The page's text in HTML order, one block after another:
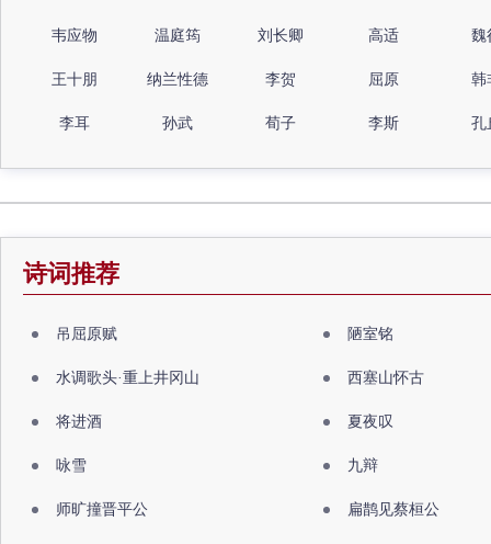
韦应物 温庭筠 刘长卿 高适 魏
王十朋 纳兰性德 李贺 屈原 韩
李耳 孙武 荀子 李斯 孔
诗词推荐
吊屈原赋 陋室铭
水调歌头·重上井冈山 西塞山怀古
将进酒 夏夜叹
咏雪 九辩
师旷撞晋平公 扁鹊见蔡桓公